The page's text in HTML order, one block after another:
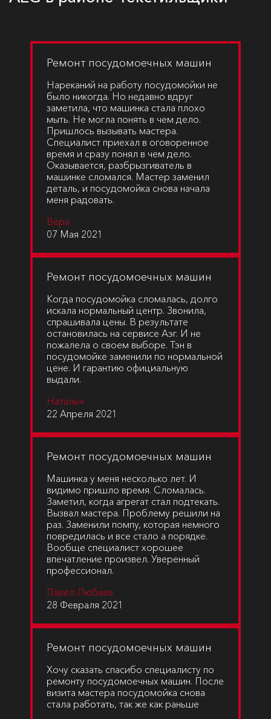
Ремонт посудомоечных машин
Нареканий на работу посудомойки не
было никогда. Но недавно вдруг
заметила, что машинка стала плохо
мыть. Не могла понять в чем дело.
Пришлось вызывать мастера.
Специалист приехал в оговоренное
время и сразу понял в чем дело.
Оказывается, разбрызгиватель в
машинке сломался. Мастер заменил
деталь, и посудомойка снова начала
меня радовать.
Вера
07 Мая 2021
Ремонт посудомоечных машин
Когда посудомойка сломалась, долго
искала нормальный центр. Звонила,
спрашивала цены. В результате
остановилась на сервисе Аэг. И не
пожалела о своем выборе. Тэн в
посудомойке заменили по нормальной
цене. И гарантию официальную
выдали.
Наталья
22 Апреля 2021
Ремонт посудомоечных машин
Машинка у меня несколько лет. И
видимо пришло время. Сломалась.
Заметил, когда агрегат стал подтекать.
Вызвал мастера. Проблему решили на
раз. Заменили помпу, которая немного
повредилась и все стало а порядке.
Вообще специалист хорошее
впечатление произвел. Уверенный
профессионал.
Павел Любаев
28 Февраля 2021
Ремонт посудомоечных машин
Хочу сказать спасибо специалисту по
ремонту посудомоечных машин. После
визита мастера посудомойка снова
стала работать, так же как раньше